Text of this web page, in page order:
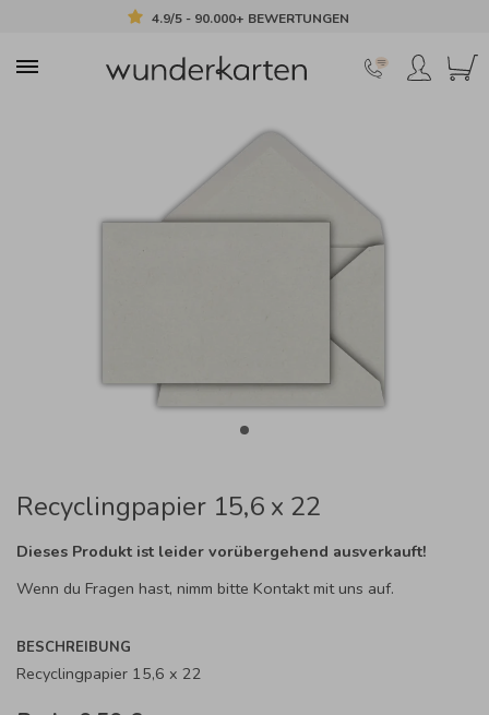
4.9/5 - 90.000+ BEWERTUNGEN
Recyclingpapier 15,6 x 22
Dieses Produkt ist leider vorübergehend ausverkauft!
Wenn du Fragen hast, nimm bitte Kontakt mit uns auf.
BESCHREIBUNG
Recyclingpapier 15,6 x 22